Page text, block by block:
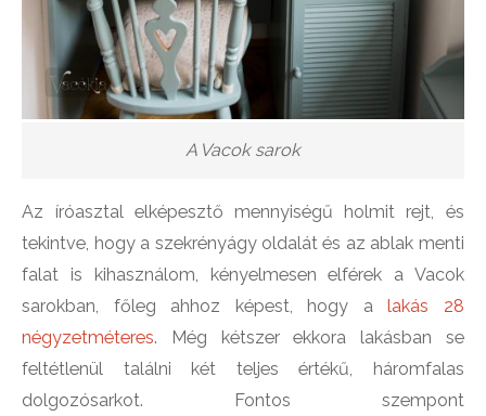
A Vacok sarok
Az íróasztal elképesztő mennyiségű holmit rejt, és
tekintve, hogy a szekrényágy oldalát és az ablak menti
falat is kihasználom, kényelmesen elférek a Vacok
sarokban, főleg ahhoz képest, hogy alakás 28
négyzetméteres. Még kétszer ekkora lakásban se
feltétlenül találni két teljes értékű, háromfalas
dolgozósarkot. Fontos szempont